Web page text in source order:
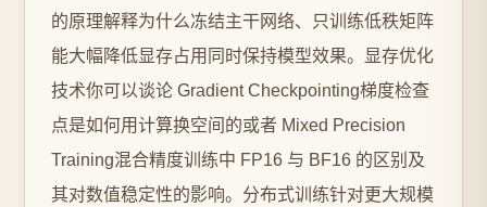
的原理解释为什么冻结主干网络、只训练低秩矩阵
能大幅降低显存占用同时保持模型效果。显存优化
技术你可以谈论 Gradient Checkpointing梯度检查
点是如何用计算换空间的或者 Mixed Precision
Training混合精度训练中 FP16 与 BF16 的区别及
其对数值稳定性的影响。分布式训练针对更大规模